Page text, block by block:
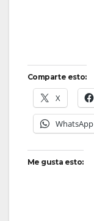
Comparte esto:
X
WhatsApp
Me gusta esto: